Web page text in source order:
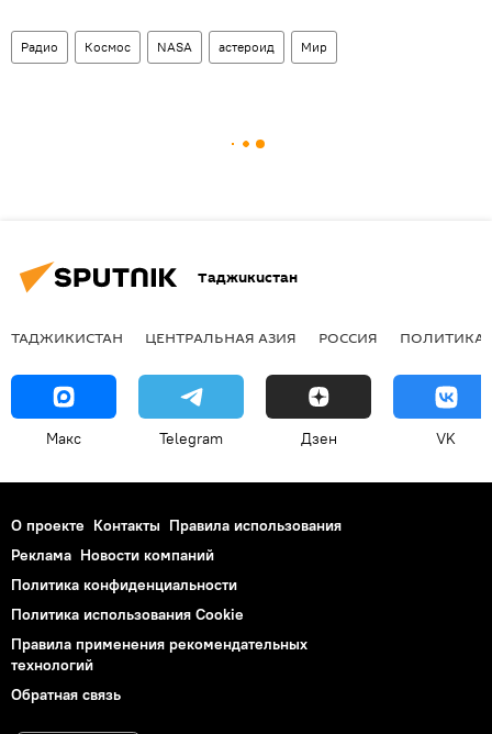
Радио Космос NASA астероид Мир
Таджикистан
ТАДЖИКИСТАН ЦЕНТРАЛЬНАЯ АЗИЯ РОССИЯ ПОЛИТИКА
Макс Telegram Дзен VK
О проекте Контакты Правила использования
Реклама Новости компаний
Политика конфиденциальности
Политика использования Cookie
Правила применения рекомендательных
технологий
Обратная связь